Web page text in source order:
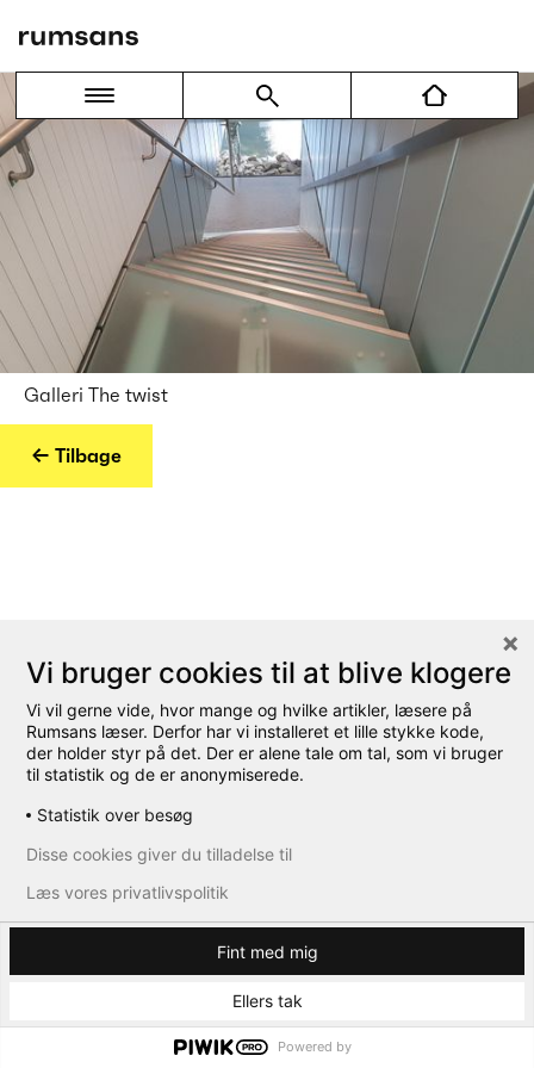
Galleri The twist
← Tilbage
Vi bruger cookies til at blive klogere
Vi vil gerne vide, hvor mange og hvilke artikler, læsere på
Rumsans læser. Derfor har vi installeret et lille stykke kode,
der holder styr på det. Der er alene tale om tal, som vi bruger
til statistik og de er anonymiserede.
Statistik over besøg
Fint med mig
Ellers tak
Disse cookies giver du tilladelse til
Læs vores privatlivspolitik
Powered by